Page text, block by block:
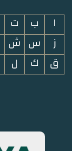
ا ب ت
ز
س ش
ق
ك ل